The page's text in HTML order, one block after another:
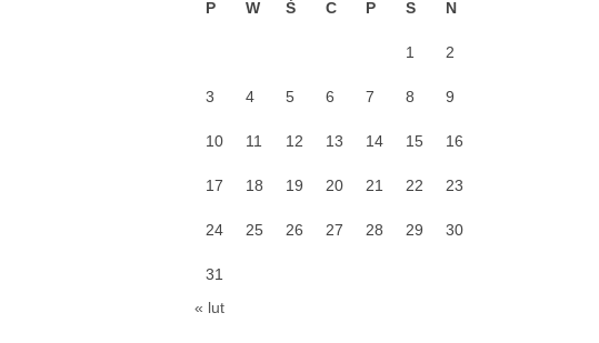
P
W Ś C P S N
1 2
3 4 5 6 7 8 9
10 11 12 13 14 15 16
17 18 19 20 21 22 23
24 25 26 27 28 29 30
31
« lut